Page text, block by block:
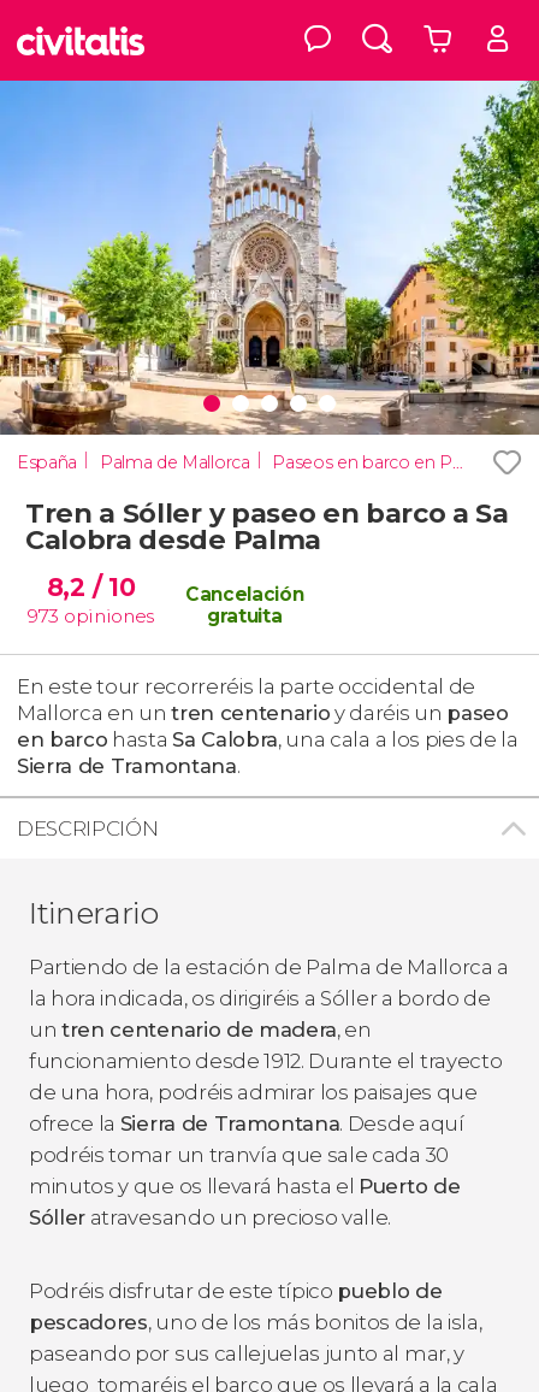
España Palma de Mallorca Paseos en barco en Palma de Mallorca
Tren a Sóller y paseo en barco a Sa
Calobra desde Palma
8,2 / 10
973 opiniones
Cancelación
gratuita
En este tour recorreréis la parte occidental de
Mallorca en untren centenario y daréis un paseo
en barco hasta Sa Calobra, una cala a los pies de la
Sierra de Tramontana.
DESCRIPCIÓN
Itinerario
Partiendo de la estación de Palma de Mallorca a
la hora indicada, os dirigiréis a Sóller a bordo de
untren centenario de madera, en
funcionamiento desde 1912. Durante el trayecto
de una hora, podréis admirar los paisajes que
ofrece la Sierra de Tramontana. Desde aquí
podréis tomar un tranvía que sale cada 30
minutos y que os llevará hasta el Puerto de
Sóller atravesando un precioso valle.
Podréis disfrutar de este típico pueblo de
pescadores, uno de los más bonitos de la isla,
paseando por sus callejuelas junto al mar, y
luego tomaréis el barco que os llevará a la cala